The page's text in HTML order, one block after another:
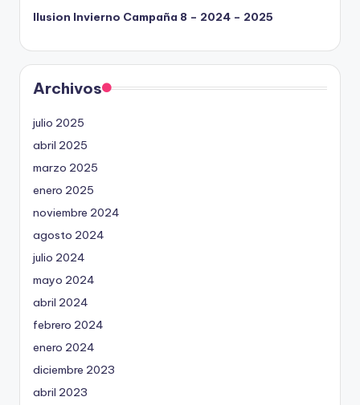
Ilusion Invierno Campaña 8 – 2024 – 2025
Archivos
julio 2025
abril 2025
marzo 2025
enero 2025
noviembre 2024
agosto 2024
julio 2024
mayo 2024
abril 2024
febrero 2024
enero 2024
diciembre 2023
abril 2023